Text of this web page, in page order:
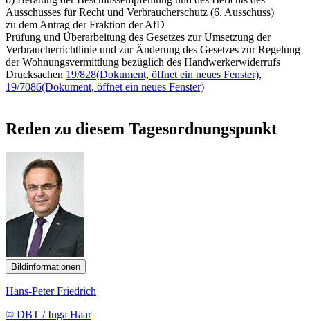
Ausschusses für Recht und Verbraucherschutz (6. Ausschuss)
zu dem Antrag der Fraktion der AfD
Prüfung und Überarbeitung des Gesetzes zur Umsetzung der
Verbraucherrichtlinie und zur Änderung des Gesetzes zur Regelung
der Wohnungsvermittlung bezüglich des Handwerkerwiderrufs
Drucksachen 19/828(Dokument, öffnet ein neues Fenster),
19/7086(Dokument, öffnet ein neues Fenster)
Reden zu diesem Tagesordnungspunkt
Bildinformationen
Hans-Peter Friedrich
© DBT / Inga Haar